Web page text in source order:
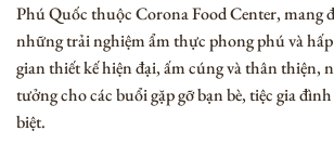
Phú Quốc thuộc Corona Food Center, mang
những trải nghiệm ẩm thực phong phú và
gian thiết kế hiện đại, ấm cúng và thân thiện,
tưởng cho các buổi gặp gỡ bạn bè, tiệc gia
biệt.